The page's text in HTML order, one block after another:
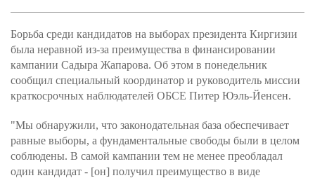
Борьба среди кандидатов на выборах президента Киргизии
была неравной из-за преимущества в финансировании
кампании Садыра Жапарова. Об этом в понедельник
сообщил специальный координатор и руководитель миссии
краткосрочных наблюдателей ОБСЕ Питер Юэль-Йенсен.
"Мы обнаружили, что законодательная база обеспечивает
равные выборы, а фундаментальные свободы были в целом
соблюдены. В самой кампании тем не менее преобладал
один кандидат - [он] получил преимущество в виде